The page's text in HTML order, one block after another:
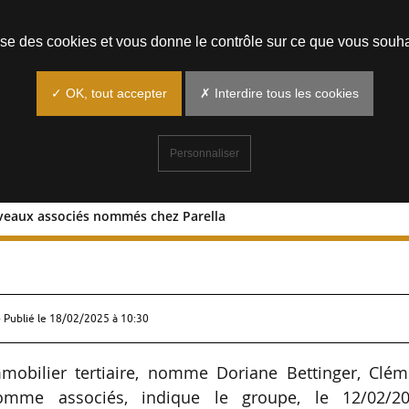
associés nommés chez Parella
associés nommés chez
Publié le 18/02/2025 à 10:30
tertiaire, nomme Doriane Bettinger,
associés, indique le groupe, le 12/02/
des cookies et vous donne le contrôle sur ce que vous
✓ OK, tout accepter ✗ Interdire tous les cookies
Personnaliser